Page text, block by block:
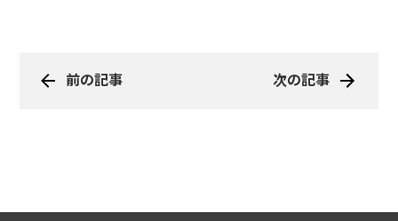
前の記事 次の記事